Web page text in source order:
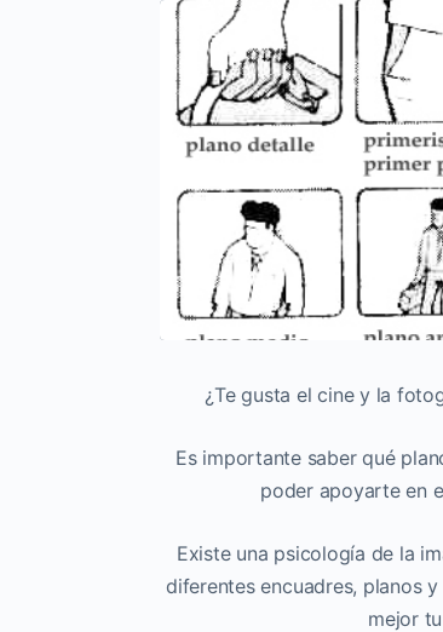
¿Te gusta el cine y la
Es importante saber qué
poder apoyarte en
Existe una psicología de la
diferentes encuadres, planos
mejor